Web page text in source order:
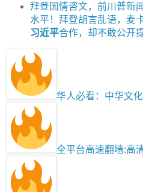
拜登国情咨文，前川普新
水平！拜登胡言乱语，麦
习近平合作，却不敢公开
华人必看：中华文
全平台高速翻墙:高